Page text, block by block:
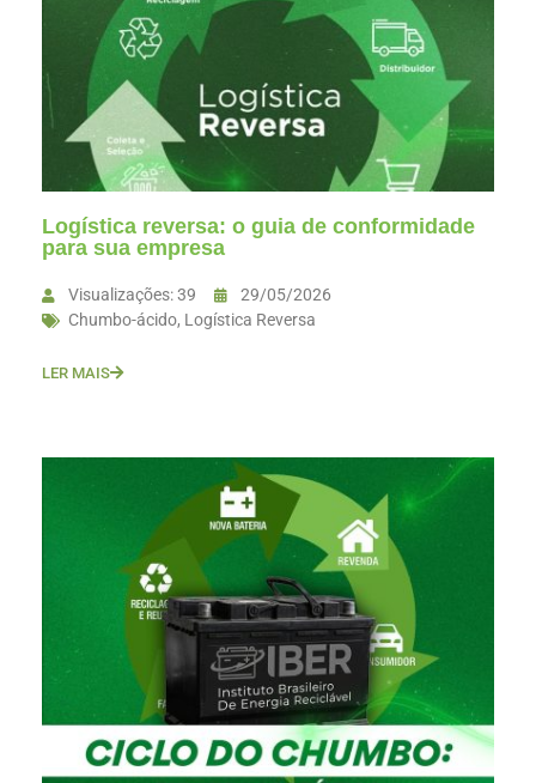
Logística reversa: o guia de conformidade
para sua empresa
Visualizações: 39
29/05/2026
Chumbo-ácido, Logística Reversa
LER MAIS